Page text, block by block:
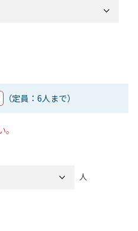
（定員：6人まで）
人